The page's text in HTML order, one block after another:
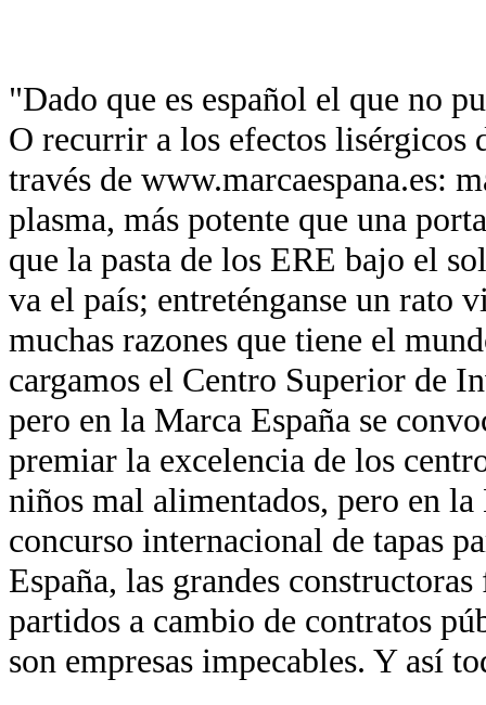
"Dado que es español el que no
O recurrir a los efectos lisérgicos
través de www.marcaespana.es:
plasma, más potente que una
que la pasta de los ERE bajo el
va el país; entreténganse un rato
muchas razones que tiene el
cargamos el Centro Superior de
pero en la Marca España se
premiar la excelencia de los
niños mal alimentados, pero en
concurso internacional de tapas
España, las grandes
partidos a cambio de contratos
son empresas impecables. Y así